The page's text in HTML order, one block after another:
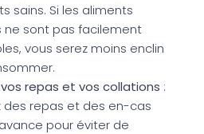
sains. Si les aliments
ne sont pas facilement
vous serez moins enclin
repas et vos collations :
des repas et des en-cas
pour éviter de